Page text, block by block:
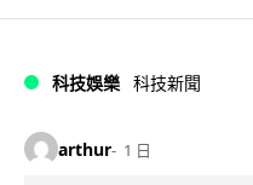
科技娛樂 科技新聞
arthur 1 日